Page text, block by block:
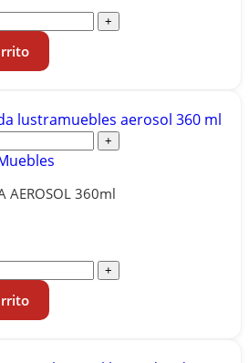
+
+
AEROSOL 360ml
+